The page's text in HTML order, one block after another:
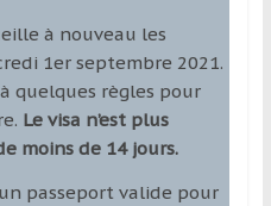
à nouveau les
1er septembre 2021.
quelques règles pour
Le visa n’est plus
moins de 14 jours.
passeport valide pour